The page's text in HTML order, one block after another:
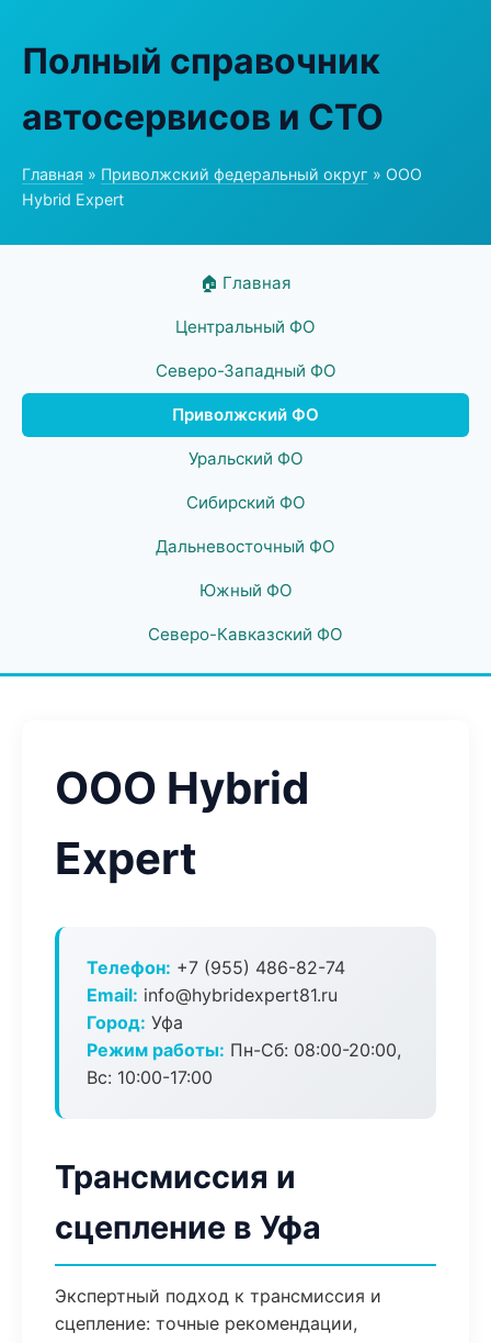
Полный справочник
автосервисов и СТО
Главная » Приволжский федеральный округ » ООО
Hybrid Expert
🏠 Главная
Центральный ФО
Северо-Западный ФО
Приволжский ФО
Уральский ФО
Сибирский ФО
Дальневосточный ФО
Южный ФО
Северо-Кавказский ФО
ООО Hybrid
Expert
Телефон: +7 (955) 486-82-74
Email: info@hybridexpert81.ru
Город: Уфа
Режим работы: Пн-Сб: 08:00-20:00,
Вс: 10:00-17:00
Трансмиссия и
сцепление в Уфа
Экспертный подход к трансмиссия и
сцепление: точные рекомендации,